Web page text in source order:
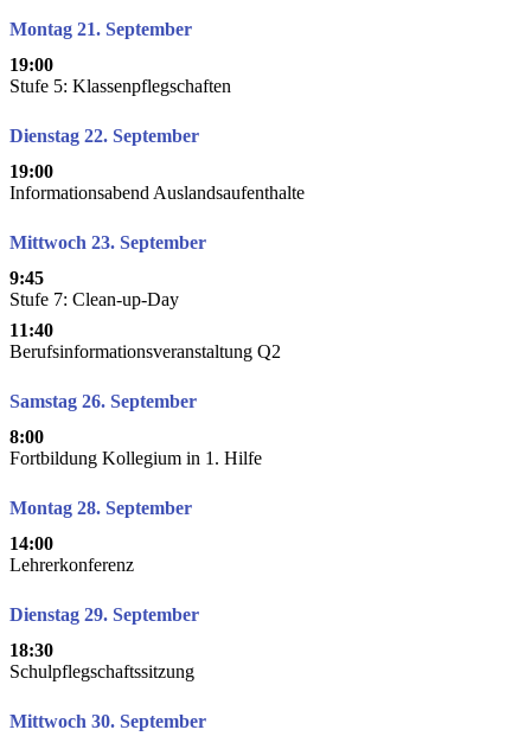
Montag 21. September
19:00
Stufe 5: Klassenpflegschaften
Dienstag 22. September
19:00
Informationsabend Auslandsaufenthalte
Mittwoch 23. September
9:45
Stufe 7: Clean-up-Day
11:40
Berufsinformationsveranstaltung Q2
Samstag 26. September
8:00
Fortbildung Kollegium in 1. Hilfe
Montag 28. September
14:00
Lehrerkonferenz
Dienstag 29. September
18:30
Schulpflegschaftssitzung
Mittwoch 30. September